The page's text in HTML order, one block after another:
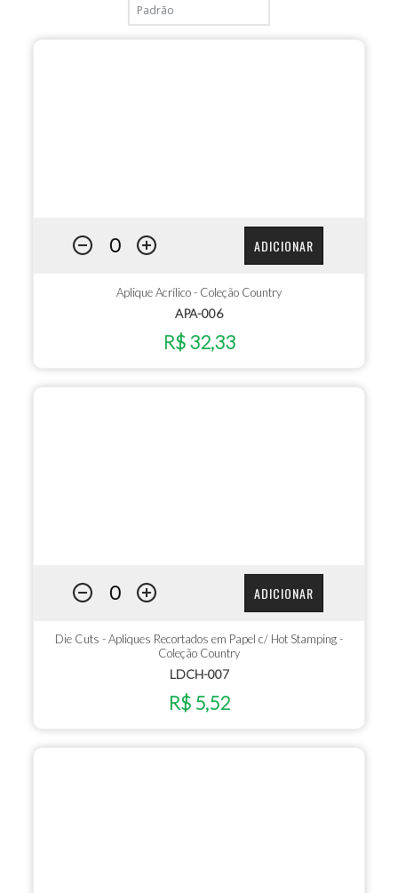
ADICIONAR
Aplique Acrílico - Coleção Country
APA-006
R$ 32,33
ADICIONAR
Die Cuts - Apliques Recortados em Papel c/ Hot Stamping -
Coleção Country
LDCH-007
R$ 5,52